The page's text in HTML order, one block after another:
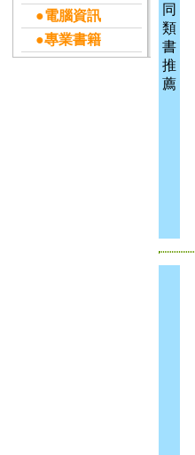
●電腦資訊
●專業書籍
同
類
書
推
薦